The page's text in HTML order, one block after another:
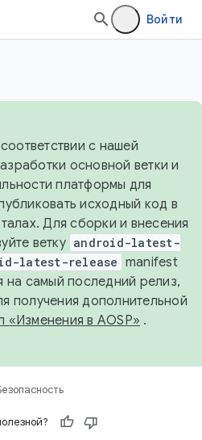
Войти
с нашей
основной ветки и
платформы для
исходный код в
Для сборки и внесения
ветку android-latest-
latest-release manifest
на самый последний релиз,
получения дополнительной
«Изменения в AOSP» .